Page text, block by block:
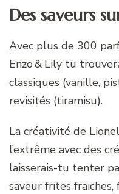
Des saveurs
Avec plus de 300
Enzo & Lily tu
classiques (vanille,
revisités (tiramisu).
La créativité de
l’extrême avec des
laisserais-tu tenter
saveur frites